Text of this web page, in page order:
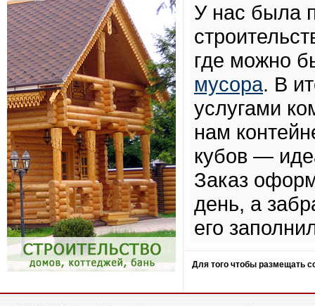
У нас была
где можно
мусора. В
услугами
нам
кубов —
Заказ
день, а
его
Для того чтобы размещать